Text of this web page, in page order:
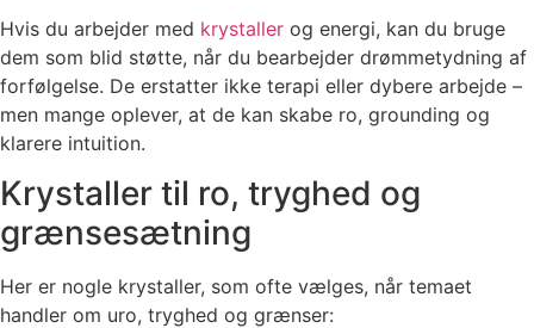
Hvis du arbejder med krystaller og energi, kan du bruge
dem som blid støtte, når du bearbejder drømmetydning af
forfølgelse. De erstatter ikke terapi eller dybere arbejde –
men mange oplever, at de kan skabe ro, grounding og
klarere intuition.
Krystaller til ro, tryghed og
grænsesætning
Her er nogle krystaller, som ofte vælges, når temaet
handler om uro, tryghed og grænser: